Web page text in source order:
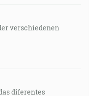
verschiedenen
diferentes